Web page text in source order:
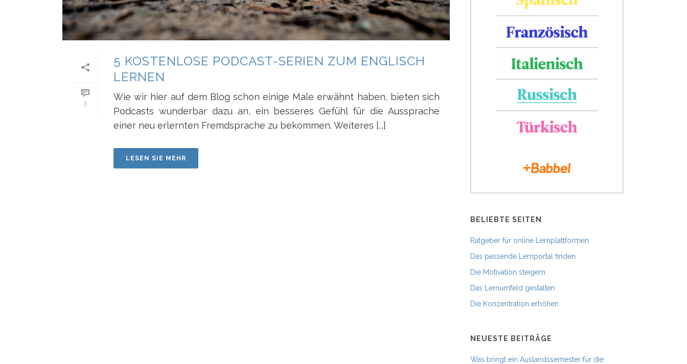
3
5 KOSTENLOSE PODCAST-SERIEN ZUM ENGLISCH
LERNEN
Wie wir hier auf dem Blog schon einige Male erwähnt haben, bieten sich
Podcasts wunderbar dazu an, ein besseres Gefühl für die Aussprache
einer neu erlernten Fremdsprache zu bekommen. Weiteres [...]
LESEN SIE MEHR
BELIEBTE SEITEN
Ratgeber für online Lernplattformen
Das passende Lernportal finden
Die Motivation steigern
Das Lernumfeld gestalten
Die Konzentration erhöhen
NEUESTE BEITRÄGE
Was bringt ein Auslandssemester für die